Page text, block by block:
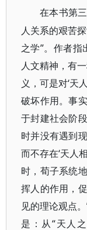
在本书第
人关系的艰苦
之学”。作者指
人文精神，有
义，可是对‘天
破坏作用。事
于封建社会阶
时并没有遇到
而不存在‘天人
时，荀子系统
挥人的作用，
见的理论观点
是：从“天人